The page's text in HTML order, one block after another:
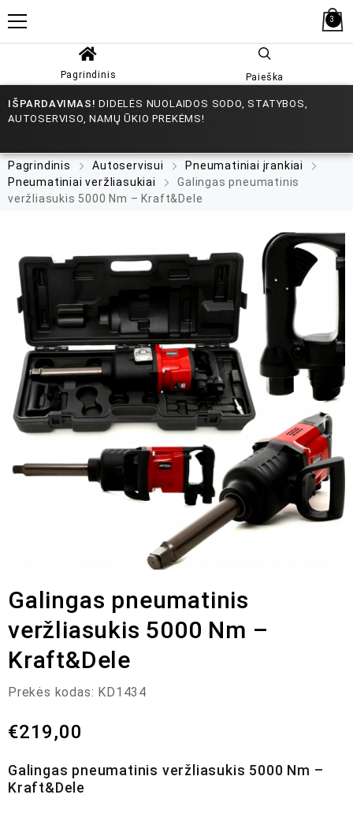
3
Pagrindinis Paieška
IŠPARDAVIMAS! DIDELĖS NUOLAIDOS SODO, STATYBOS,
AUTOSERVISO, NAMŲ ŪKIO PREKĖMS!
Pagrindinis Autoservisui
Pneumatiniai įrankiai
Pneumatiniai veržliasukiai
Galingas pneumatinis
veržliasukis 5000 Nm – Kraft&Dele
Galingas pneumatinis
veržliasukis 5000 Nm –
Kraft&Dele
Prekės kodas: KD1434
€219,00
Galingas pneumatinis veržliasukis 5000 Nm –
Kraft&Dele